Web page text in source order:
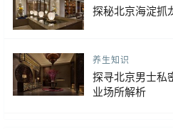
探秘北京海淀抓
养生知识
探寻北京男士私
业场所解析